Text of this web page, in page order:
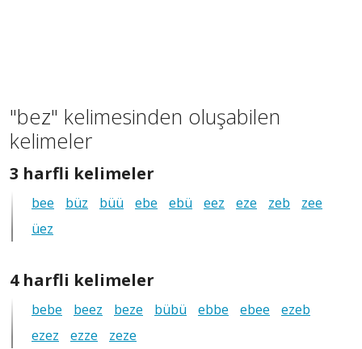
"bez" kelimesinden oluşabilen
kelimeler
3 harfli kelimeler
tüm
bee büz büü ebe ebü eez eze zeb
zee
üez
4 harfli kelimeler
tüm
bebe beez beze bübü ebbe ebee
ezeb
ezez
ezze zeze